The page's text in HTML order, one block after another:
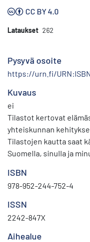
CC BY 4.0
Lataukset 262
Pysyvä osoite
https://urn.fi/
Kuvaus
ei
Tilastot kertovat
yhteiskunnan
Tilastojen kautta saat
Suomella, sinulla ja
ISBN
978-952-244-752-4
ISSN
2242-847X
Aihealue